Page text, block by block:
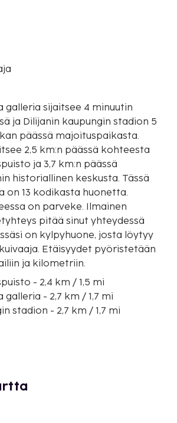
galleria sijaitsee 4 minuutin
ja Dilijanin kaupungin stadion 5
päässä majoituspaikasta.
2,5 km:n päässä kohteesta
ja 3,7 km:n päässä
historiallinen keskusta. Tässä
on 13 kodikasta huonetta.
on parveke. Ilmainen
pitää sinut yhteydessä
on kylpyhuone, josta löytyy
Etäisyydet pyöristetään
ja kilometriin.
- 2,4 km / 1,5 mi
galleria - 2,7 km / 1,7 mi
stadion - 2,7 km / 1,7 mi
- 24,3 km / 15,1 mi